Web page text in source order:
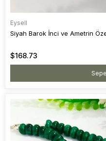
Eysell
Siyah Barok İnci ve Ametrin
$168.73